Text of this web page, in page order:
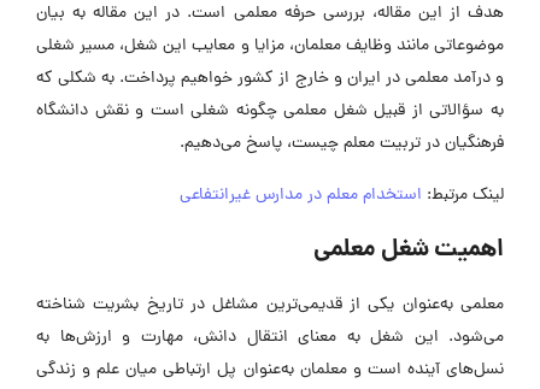
هدف از این مقاله، بررسی حرفه معلمی است. در این مقاله به بیان
موضوعاتی مانند وظایف معلمان، مزایا و معایب این شغل، مسیر شغلی
و درآمد معلمی در ایران و خارج از کشور خواهیم پرداخت. به شکلی که
به سؤالاتی از قبیل شغل معلمی چگونه شغلی است و نقش دانشگاه
فرهنگیان در تربیت معلم چیست، پاسخ می‌دهیم.
لینک مرتبط: استخدام معلم در مدارس غیرانتفاعی
اهمیت شغل معلمی
معلمی به‌عنوان یکی از قدیمی‌ترین مشاغل در تاریخ بشریت شناخته
می‌شود. این شغل به معنای انتقال دانش، مهارت و ارزش‌ها به
نسل‌های آینده است و معلمان به‌عنوان پل ارتباطی میان علم و زندگی